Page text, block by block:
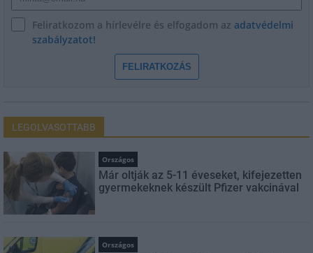
Feliratkozom a hírlevélre és elfogadom az adatvédelmi
szabályzatot!
FELIRATKOZÁS
LEGOLVASOTTABB
Országos
Már oltják az 5-11 éveseket, kifejezetten
gyermekeknek készült Pfizer vakcinával
Országos